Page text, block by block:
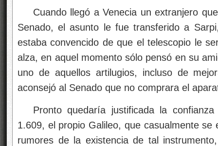
Cuando llegó a Venecia un extranjero
Senado, el asunto le fue transferido a
estaba convencido de que el telescopio le
alza, en aquel momento sólo pensó en su
uno de aquellos artilugios, incluso de
aconsejó al Senado que no comprara el
Pronto quedaría justificada la
1.609, el propio Galileo, que casualmente
rumores de la existencia de tal